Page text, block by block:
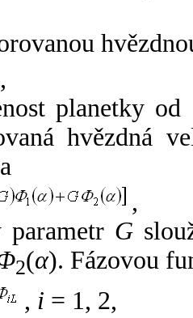
,
planetky od
hvězdná
,
G
2(α). Fázovou
, i = 1, 2,